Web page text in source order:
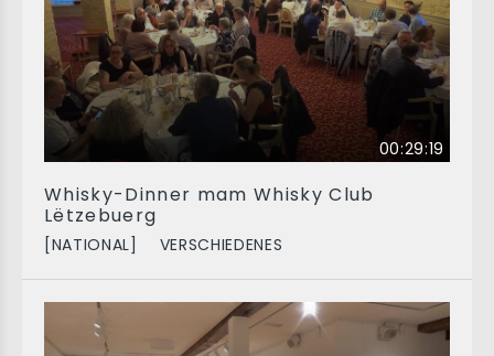
00:29:19
Whisky-Dinner mam Whisky Club
Lëtzebuerg
[NATIONAL] VERSCHIEDENES